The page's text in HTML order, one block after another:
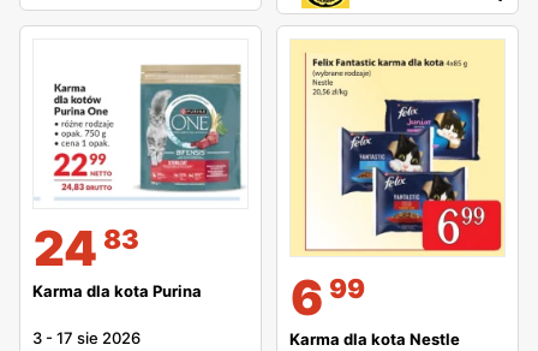
24 83
Karma dla kota Purina
3 -17 sie 2026
6 99
Karma dla kota Nestle